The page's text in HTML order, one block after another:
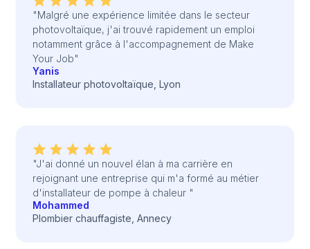
"Malgré une expérience limitée dans le secteur
photovoltaïque, j'ai trouvé rapidement un emploi
notamment grâce à l'accompagnement de Make
Your Job"
Yanis
Installateur photovoltaïque, Lyon
"J'ai donné un nouvel élan à ma carrière en
rejoignant une entreprise qui m'a formé au métier
d'installateur de pompe à chaleur "
Mohammed
Plombier chauffagiste, Annecy